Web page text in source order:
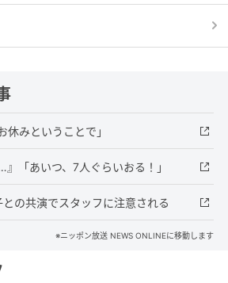
みということで」
「あいつ、7人ぐらいおる！」
の共演でスタッフに注意される
※ニッポン放送 NEWS ONLINEに移動します